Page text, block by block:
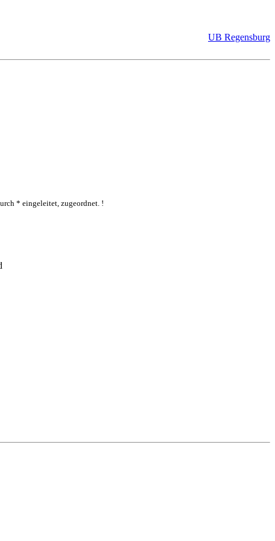
UB Regensburg
* eingeleitet, zugeordnet. !